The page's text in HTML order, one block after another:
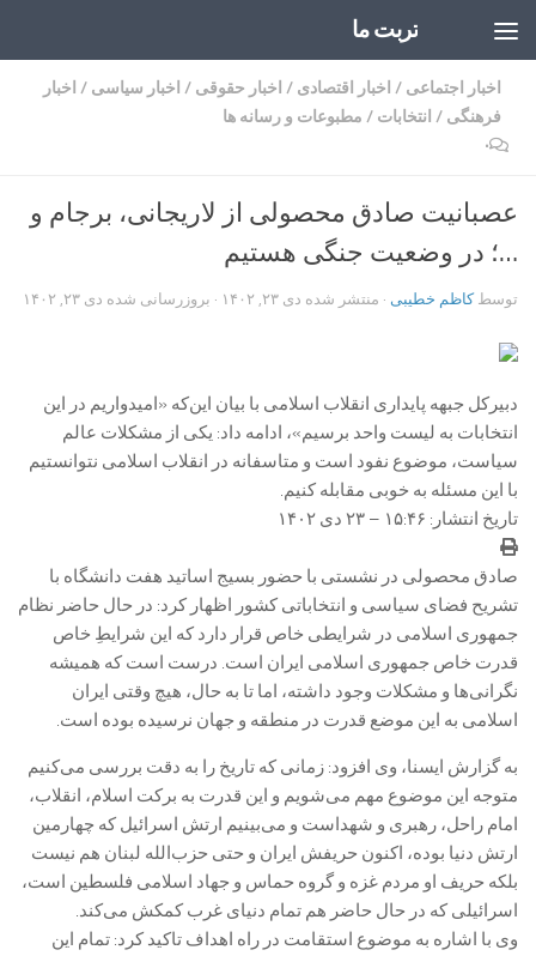
تربت ما
اخبار اجتماعی / اخبار اقتصادی / اخبار حقوقی / اخبار سیاسی / اخبار
فرهنگی / انتخابات / مطبوعات و رسانه ها
۰
عصبانیت صادق محصولی از لاریجانی، برجام و
…؛ در وضعیت جنگی هستیم
توسطکاظم خطیبی · منتشر شده دی ۲۳, ۱۴۰۲ · بروزرسانی شده دی ۲۳, ۱۴۰۲
دبیرکل جبهه پایداری انقلاب اسلامی با بیان این‌که «امیدواریم در این
انتخابات به لیست واحد برسیم»، ادامه داد: یکی از مشکلات عالم
سیاست، موضوع نفود است و متاسفانه در انقلاب اسلامی نتوانستیم
با این مسئله به خوبی مقابله کنیم.
تاریخ انتشار: ۱۵:۴۶ – ۲۳ دی ۱۴۰۲
صادق محصولی در نشستی با حضور بسیج اساتید هفت دانشگاه با
تشریح فضای سیاسی و انتخاباتی کشور اظهار کرد: در حال حاضر نظام
جمهوری اسلامی در شرایطی خاص قرار دارد که این شرایطِ خاص
قدرت خاص جمهوری اسلامی ایران است. درست است که همیشه
نگرانی‌ها و مشکلات وجود داشته، اما تا به حال، هیچ وقتی ایران
اسلامی به این موضع قدرت در منطقه و جهان نرسیده بوده است.
به گزارش ایسنا، وی افزود: زمانی که تاریخ را به دقت بررسی می‌کنیم
متوجه این موضوع مهم می‌شویم و این قدرت به برکت اسلام، انقلاب،
امام راحل، رهبری و شهداست و می‌بینیم ارتش اسرائیل که چهارمین
ارتش دنیا بوده، اکنون حریفش ایران و حتی حزب‌الله لبنان هم نیست
بلکه حریف او مردم غزه و گروه حماس و جهاد اسلامی فلسطین است،
اسرائیلی که در حال حاضر هم تمام دنیای غرب کمکش می‌کند.
وی با اشاره به موضوع استقامت در راه اهداف تاکید کرد: تمام این